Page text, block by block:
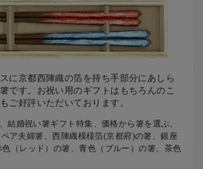
に京都西陣織の箔を持ち手部分にあしら
です。お祝い用のギフトはもちろんのこ
ご好評いただいております。
結婚祝い箸ギフト特集、価格から箸を選ぶ、
ア夫婦箸、西陣織模様箔(京都府)の箸、銀座
（レッド）の箸、青色（ブルー）の箸、茶色